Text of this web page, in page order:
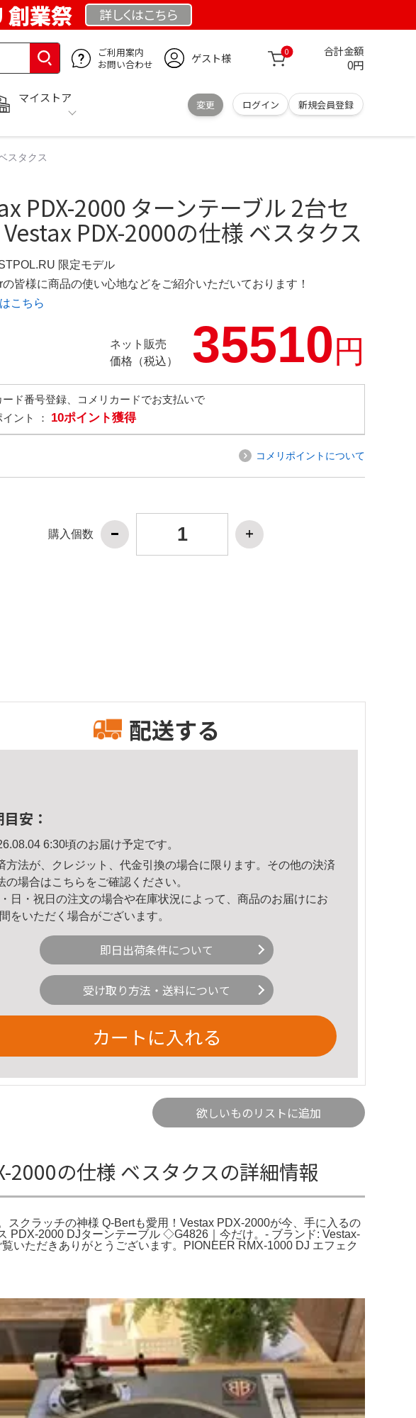
創業祭 詳しくはこちら
ご利用案内
お問い合わせ
ゲスト様 0 合計金額
0円
マイストア
変更 ログイン 新規会員登録
スタクス
PDX-2000 ターンテーブル 2台セ
PDX-2000の仕様 ベスタクス
限定モデル
皆様に商品の使い心地などをご紹介いただいております！
こちら
ネット販売
価格（税込）
35510円
ード番号登録、コメリカードでお支払いで
ント ： 10ポイント獲得
コメリポイントについて
購入個数
配送する
安：
6:30頃のお届け予定です。
方法が、クレジット、代金引換の場合に限ります。その他の決済
の場合はこちら をご確認ください。
日・祝日の注文の場合や在庫状況によって、商品のお届けにお
をいただく場合がございます。
即日出荷条件について
受け取り方法・送料について
カートに入れる
欲しいものリストに追加
2000の仕様 ベスタクスの詳細情報
クラッチの神様 Q-Bertも愛用！Vestax PDX-2000が今、手に入るの
PDX-2000 DJターンテーブル ◇G4826｜今だけ。- ブランド: Vestax-
いただきありがとうございます。PIONEER RMX-1000 DJ エフェク